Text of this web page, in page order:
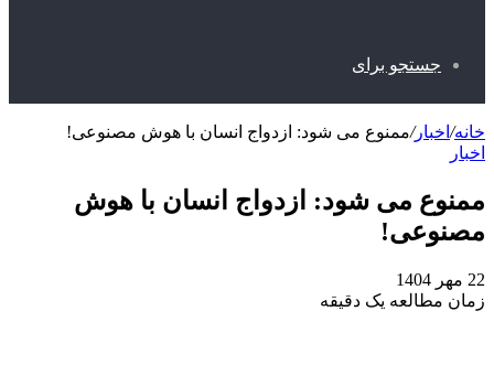
جستجو برای
خانه/ اخبار/ممنوع می‌ شود: ازدواج انسان با هوش مصنوعی!
اخبار
ممنوع می‌ شود: ازدواج انسان با هوش
مصنوعی!
22 مهر 1404
زمان مطالعه یک دقیقه